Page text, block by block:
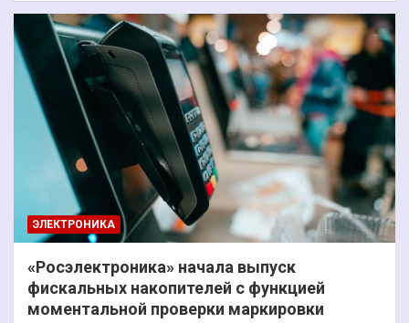
ЭЛЕКТРОНИКА
«Росэлектроника» начала выпуск
фискальных накопителей с функцией
моментальной проверки маркировки